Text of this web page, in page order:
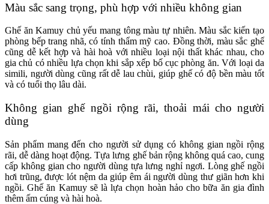
Màu sắc sang trọng, phù hợp với nhiều không gian
Ghế ăn Kamuy chủ yếu mang tông màu tự nhiên. Màu sắc kiến tạo
phòng bếp trang nhã, có tính thẩm mỹ cao. Đồng thời, màu sắc ghế
cũng dễ kết hợp và hài hoà với nhiều loại nội thất khác nhau, cho
gia chủ có nhiều lựa chọn khi sắp xếp bố cục phòng ăn.Với loại da
simili, người dùng cũng rất dễ lau chùi, giúp ghế có độ bền màu tốt
và có tuổi thọ lâu dài.
Không gian ghế ngồi rộng rãi, thoải mái cho người
dùng
Sản phẩm mang đến cho người sử dụng có không gian ngồi rộng
rãi, dễ dàng hoạt động. Tựa lưng ghế bản rộng không quá cao, cung
cấp không gian cho người dùng tựa lưng nghỉ ngơi. Lòng ghế ngồi
hơi trũng, được lót nệm da giúp êm ái người dùng thư giãn hơn khi
ngồi. Ghế ăn Kamuy sẽ là lựa chọn hoàn hảo cho bữa ăn gia đình
thêm ấm cúng và hài hoà.